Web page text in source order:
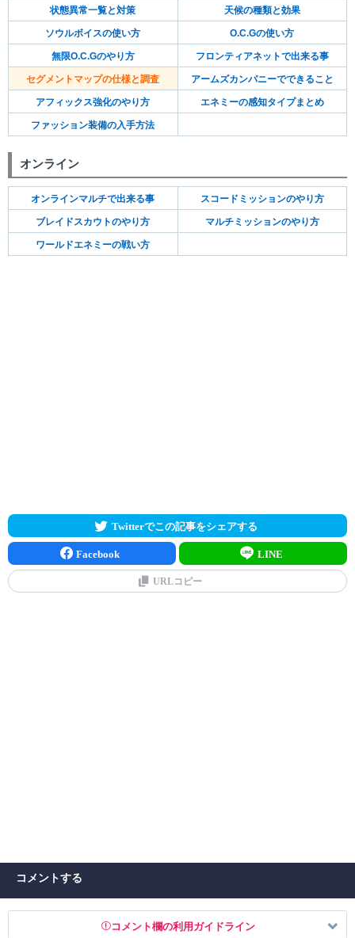
状態異常一覧と対策 天候の種類と効果
ソウルボイスの使い方 O.C.Gの使い方
無限O.C.Gのやり方 フロンティアネットで出来る事
セグメントマップの仕様と調査 アームズカンパニーでできること
アフィックス強化のやり方 エネミーの感知タイプまとめ
ファッション装備の入手方法
オンライン
オンラインマルチで出来る事 スコードミッションのやり方
ブレイドスカウトのやり方 マルチミッションのやり方
ワールドエネミーの戦い方
Twitterでこの記事をシェアする
Facebook LINE
URLコピー
コメントする
コメント欄の利用ガイドライン